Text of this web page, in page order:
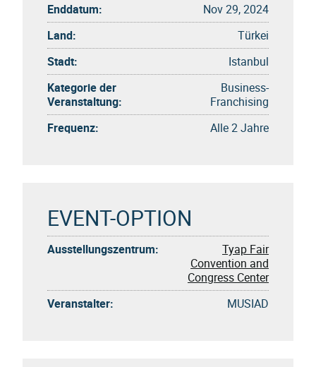
Enddatum:
Nov 29, 2024
Land:
Türkei
Stadt:
Istanbul
Kategorie der
Veranstaltung:
Business-
Franchising
Frequenz:
Alle 2 Jahre
EVENT-OPTION
Ausstellungszentrum:
Tyap Fair
Convention and
Congress Center
Veranstalter:
MUSIAD